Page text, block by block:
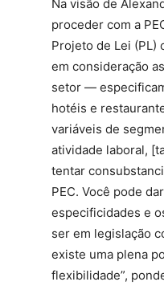
Na visão de
proceder com a
Projeto de Lei (PL)
em consideração
setor ­—
hotéis e
variáveis de
atividade laboral,
tentar
PEC. Você pode
especificidades e
ser em legislação
existe uma plena
flexibilidade”,